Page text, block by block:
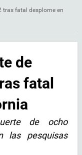
tras fatal desplome en
de
fatal
de ocho
las pesquisas